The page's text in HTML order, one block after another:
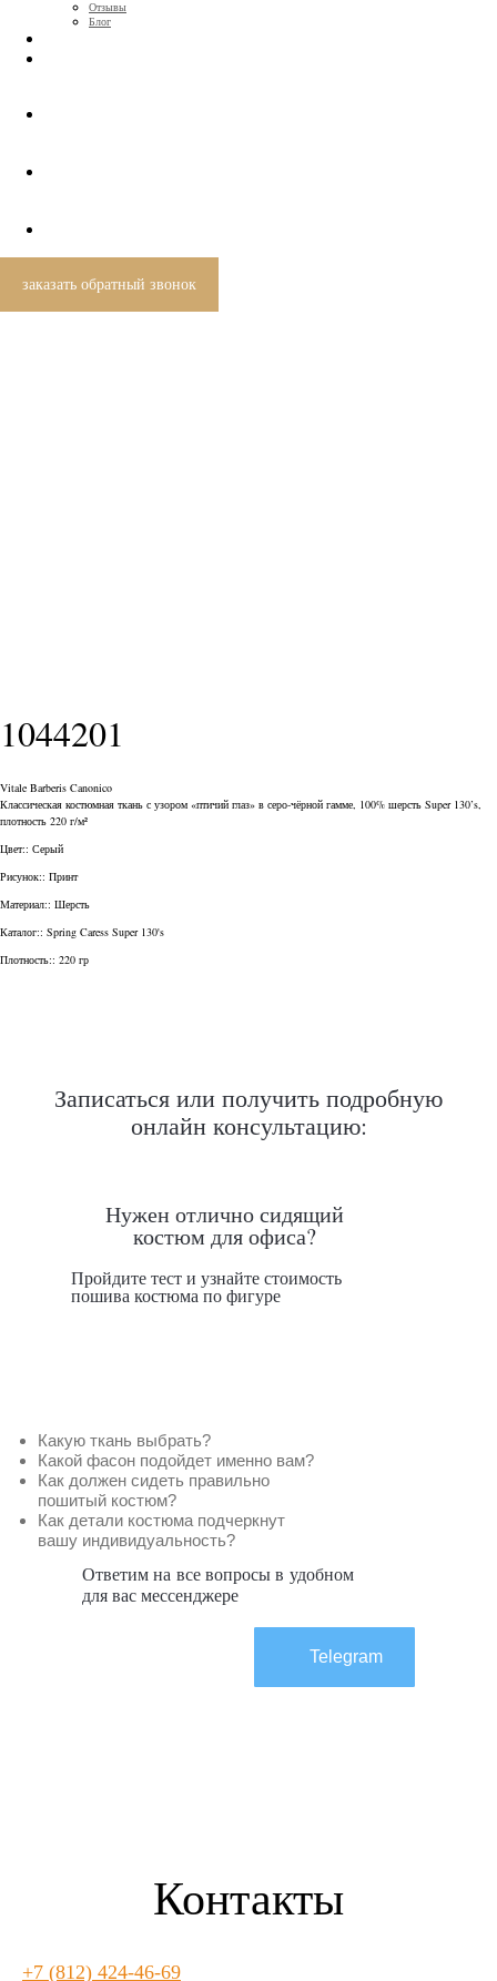
Отзывы
Блог
заказать обратный звонок
1044201
Vitale Barberis Canonico
Классическая костюмная ткань с узором «птичий глаз» в серо-чёрной гамме, 100% шерсть Super 130’s,
плотность 220 г/м²
Цвет:: Серый
Рисунок:: Принт
Материал:: Шерсть
Каталог:: Spring Caress Super 130's
Плотность:: 220 гр
Записаться или получить подробную
онлайн консультацию:
Какую ткань выбрать?
Какой фасон подойдет именно вам?
Как должен сидеть правильно
пошитый костюм?
Как детали костюма подчеркнут
вашу индивидуальность?
Ответим на все вопросы в удобном
для вас мессенджере
Telegram
Пройдите тест и узнайте стоимость
пошива костюма по фигуре
Нужен отлично сидящий
костюм для офиса?
Контакты
+7 (812) 424-46-69